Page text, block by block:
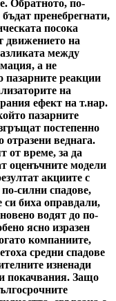
Обратното, по-
пренебрегнати,
посока
движението на
между
а не
пазарните реакции
на
ефект на т.нар.
пазарните
постепенно
веднага.
от време, за да
оценъчните модели
акциите с
силни спадове,
си биха оправдали,
водят до по-
ясно изразен
компаниите,
средни спадове
изненади
покачвания. Защо